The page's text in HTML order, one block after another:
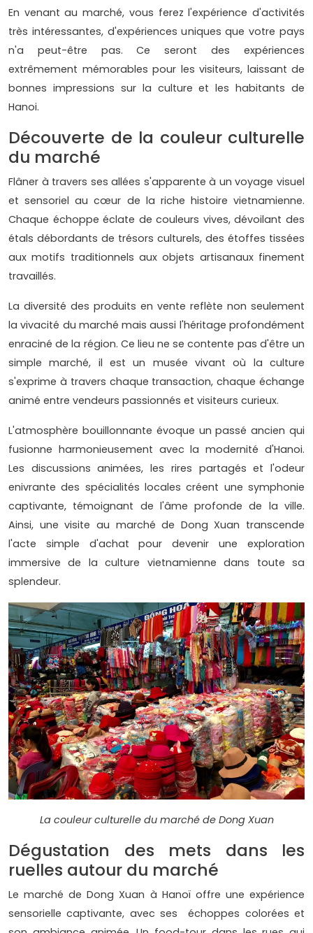
En venant au marché, vous ferez l'expérience d'activités
très intéressantes, d'expériences uniques que votre pays
n'a peut-être pas. Ce seront des expériences
extrêmement mémorables pour les visiteurs, laissant de
bonnes impressions sur la culture et les habitants de
Hanoi.
Découverte de la couleur culturelle
du marché
Flâner à travers ses allées s'apparente à un voyage visuel
et sensoriel au cœur de la riche histoire vietnamienne.
Chaque échoppe éclate de couleurs vives, dévoilant des
étals débordants de trésors culturels, des étoffes tissées
aux motifs traditionnels aux objets artisanaux finement
travaillés.
La diversité des produits en vente reflète non seulement
la vivacité du marché mais aussi l'héritage profondément
enraciné de la région. Ce lieu ne se contente pas d'être un
simple marché, il est un musée vivant où la culture
s'exprime à travers chaque transaction, chaque échange
animé entre vendeurs passionnés et visiteurs curieux.
L'atmosphère bouillonnante évoque un passé ancien qui
fusionne harmonieusement avec la modernité d'Hanoi.
Les discussions animées, les rires partagés et l'odeur
enivrante des spécialités locales créent une symphonie
captivante, témoignant de l'âme profonde de la ville.
Ainsi, une visite au marché de Dong Xuan transcende
l'acte simple d'achat pour devenir une exploration
immersive de la culture vietnamienne dans toute sa
splendeur.
La couleur culturelle du marché de Dong Xuan
Dégustation des mets dans les
ruelles autour du marché
Le marché de Dong Xuan à Hanoï offre une expérience
sensorielle captivante, avec ses échoppes colorées et